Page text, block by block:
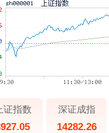
证指数 深证成指
14282.26